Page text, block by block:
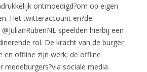
ontmoedigd?om op eigen
Het twitteraccount en?de
speelden hierbij een
rol. De kracht van de burger
en offline zijn werk; de offline
medeburgers?via sociale media